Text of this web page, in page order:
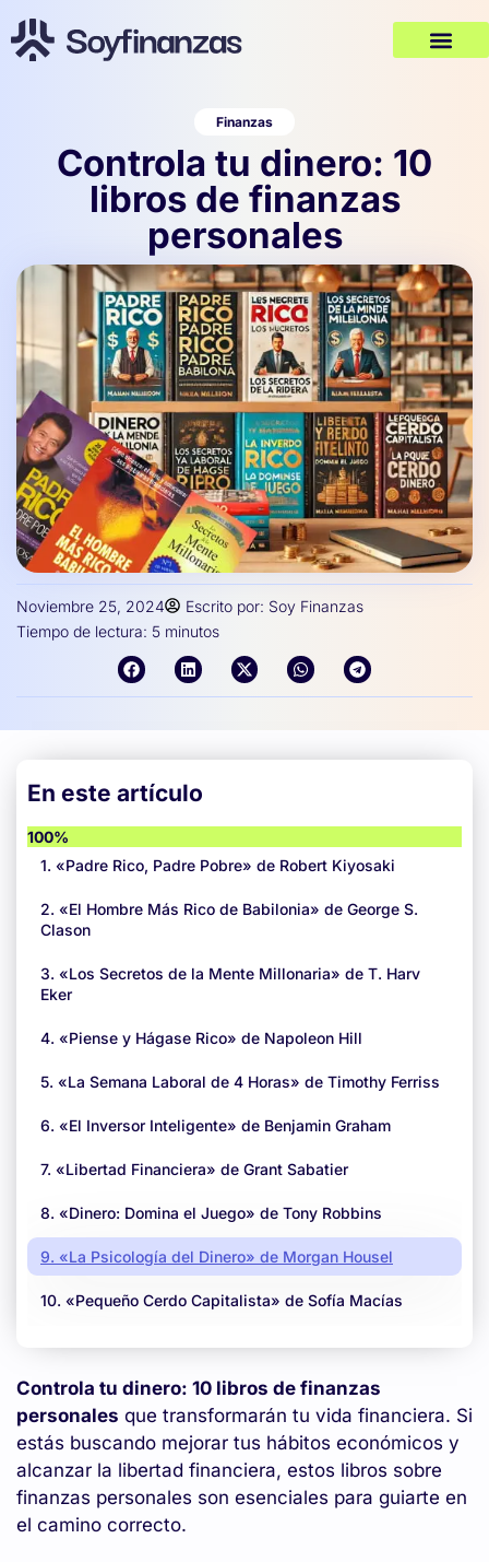
Finanzas
Controla tu dinero: 10
libros de finanzas
personales
Noviembre 25, 2024 Escrito por: Soy Finanzas
Tiempo de lectura: 5 minutos
Controla tu dinero: 10 libros de finanzas
personales que transformarán tu vida financiera. Si
estás buscando mejorar tus hábitos económicos y
alcanzar la libertad financiera, estos libros sobre
finanzas personales son esenciales para guiarte en
el camino correcto.
En este artículo
100%
1. «Padre Rico, Padre Pobre» de Robert Kiyosaki
2. «El Hombre Más Rico de Babilonia» de George S.
Clason
3. «Los Secretos de la Mente Millonaria» de T. Harv
Eker
4. «Piense y Hágase Rico» de Napoleon Hill
5. «La Semana Laboral de 4 Horas» de Timothy Ferriss
6. «El Inversor Inteligente» de Benjamin Graham
7. «Libertad Financiera» de Grant Sabatier
8. «Dinero: Domina el Juego» de Tony Robbins
9. «La Psicología del Dinero» de Morgan Housel
10. «Pequeño Cerdo Capitalista» de Sofía Macías